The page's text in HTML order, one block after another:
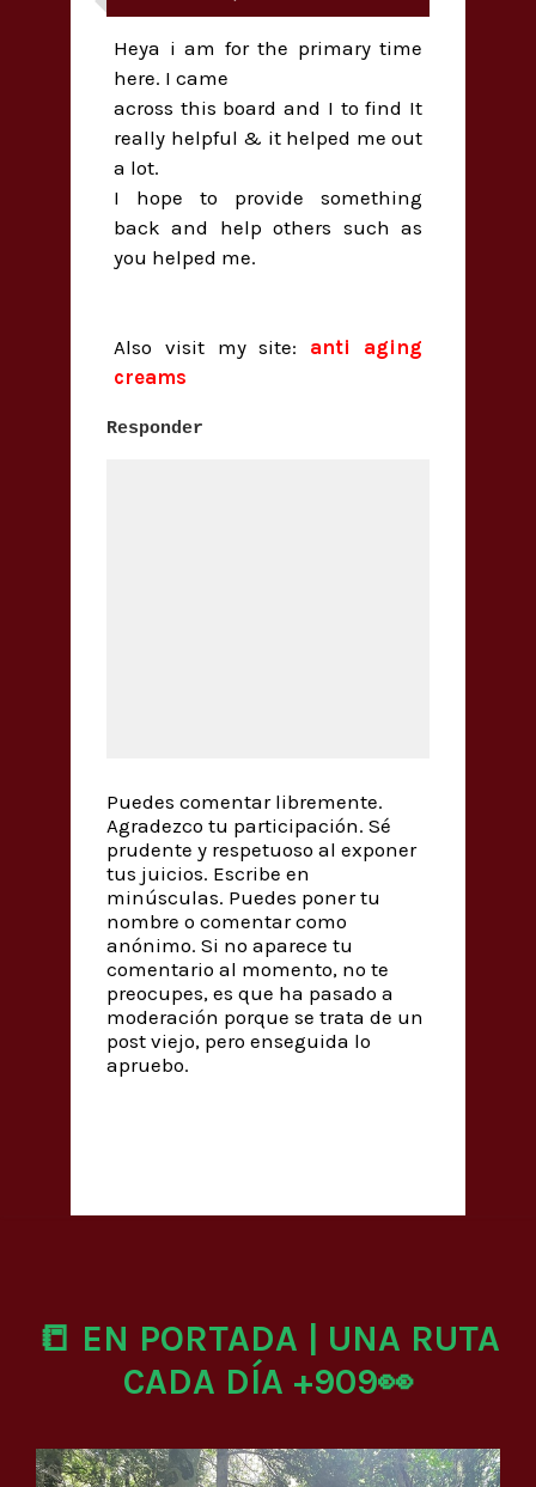
Heya i am for the primary time
here. I came
across this board and I to find It
really helpful & it helped me out
a lot.
I hope to provide something
back and help others such as
you helped me.
Also visit my site: anti aging
creams
Responder
Puedes comentar libremente.
Agradezco tu participación. Sé
prudente y respetuoso al exponer
tus juicios. Escribe en
minúsculas. Puedes poner tu
nombre o comentar como
anónimo. Si no aparece tu
comentario al momento, no te
preocupes, es que ha pasado a
moderación porque se trata de un
post viejo, pero enseguida lo
apruebo.
📒 EN PORTADA | UNA RUTA
CADA DÍA +909👀